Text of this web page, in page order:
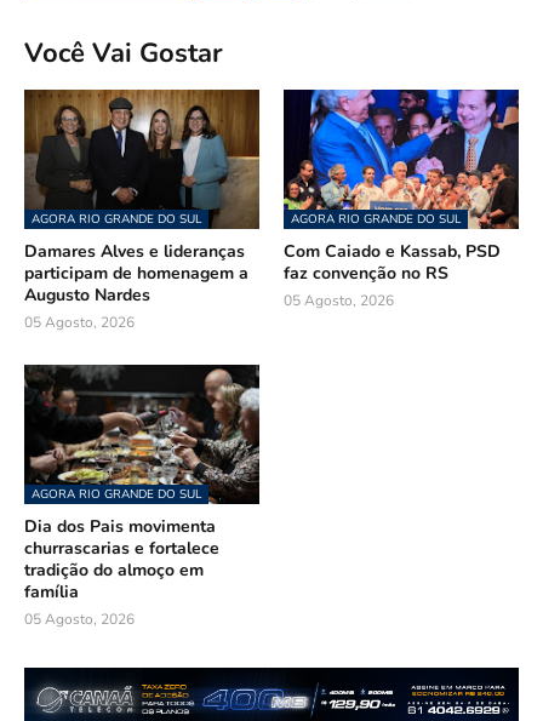
Você Vai Gostar
AGORA RIO GRANDE DO SUL
Damares Alves e lideranças
participam de homenagem a
Augusto Nardes
05 Agosto, 2026
AGORA RIO GRANDE DO SUL
Com Caiado e Kassab, PSD
faz convenção no RS
05 Agosto, 2026
AGORA RIO GRANDE DO SUL
Dia dos Pais movimenta
churrascarias e fortalece
tradição do almoço em
família
05 Agosto, 2026